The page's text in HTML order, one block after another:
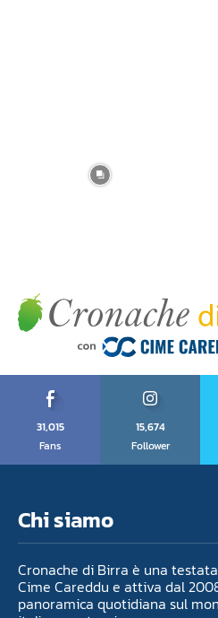
31,015
Fans
15,674
Follower
Chi siamo
Cronache di Birra è una
Cime Careddu e attiva dal
panoramica quotidiana sul